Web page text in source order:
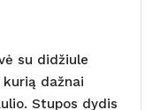
su didžiule
dažnai
Stupos dydis